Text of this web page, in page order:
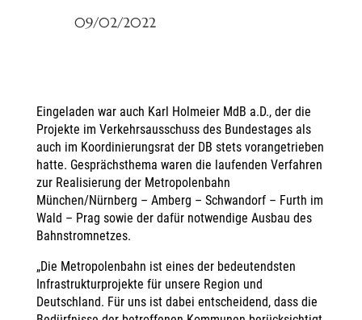
09/02/2022
Eingeladen war auch Karl Holmeier MdB a.D., der die
Projekte im Verkehrsausschuss des Bundestages als
auch im Koordinierungsrat der DB stets vorangetrieben
hatte. Gesprächsthema waren die laufenden Verfahren
zur Realisierung der Metropolenbahn
München/Nürnberg – Amberg – Schwandorf – Furth im
Wald – Prag sowie der dafür notwendige Ausbau des
Bahnstromnetzes.
„Die Metropolenbahn ist eines der bedeutendsten
Infrastrukturprojekte für unsere Region und
Deutschland. Für uns ist dabei entscheidend, dass die